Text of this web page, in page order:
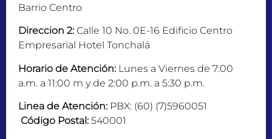
Barrio Centro
Direccion 2: Calle 10 No. 0E-16 Edificio Centro
Empresarial Hotel Tonchalá
Horario de Atención: Lunes a Viernes de 7:00
a.m. a 11:00 m y de 2:00 p.m. a 5:30 p.m.
Linea de Atención: PBX: (60) (7)5960051
Código Postal: 540001